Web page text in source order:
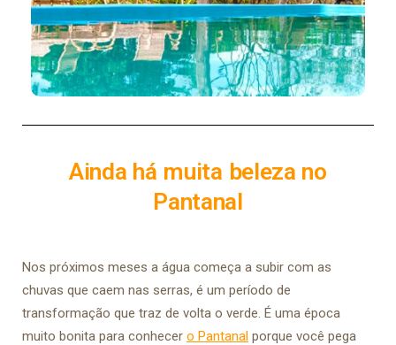
Ainda há muita beleza no
Pantanal
Nos próximos meses a água começa a subir com as
chuvas que caem nas serras, é um período de
transformação que traz de volta o verde. É uma época
muito bonita para conhecer o Pantanal porque você pega